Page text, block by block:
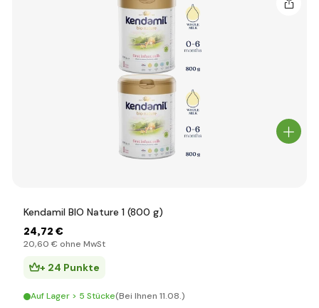
Kendamil BIO Nature 1 (800 g)
24,72 €
20,60 € ohne MwSt
+ 24 Punkte
Auf Lager > 5 Stücke(Bei Ihnen 11.08.)